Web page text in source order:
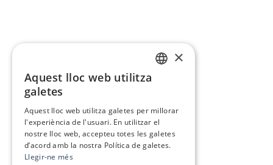
×
Aquest lloc web utilitza
galetes
Aquest lloc web utilitza galetes per millorar
l'experiència de l'usuari. En utilitzar el
nostre lloc web, accepteu totes les galetes
d’acord amb la nostra Política de galetes.
Llegir-ne més